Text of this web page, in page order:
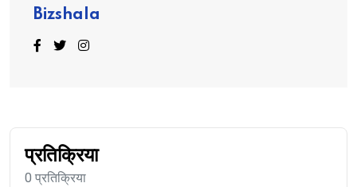
Bizshala
प्रतिक्रिया
0 प्रतिक्रिया